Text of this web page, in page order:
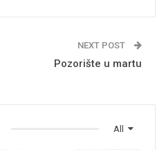
NEXT POST
Pozorište u martu
All